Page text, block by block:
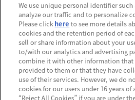
お問い合わせ
利用規約
Do Not Sell or Share
Information
アレルギー情報
We use unique personal identifier such
analyze our traffic and to personalize
Please click here to see more details
cookies and the retention period of
sell or share information about your
to/with our analytics and advertising
combine it with other information that
provided to them or that they have
use of their services. However, we do
cookies for our users under 16 years of
“Reject All Cookies” if you are under